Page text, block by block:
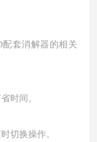
配套消解器的相关
时间。
切换操作。